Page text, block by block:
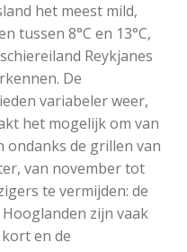
het meest mild,
tussen 8°C en 13°C,
Reykjanes
De
variabeler weer,
het mogelijk om van
ondanks de grillen van
van november tot
te vermijden: de
zijn vaak
en de